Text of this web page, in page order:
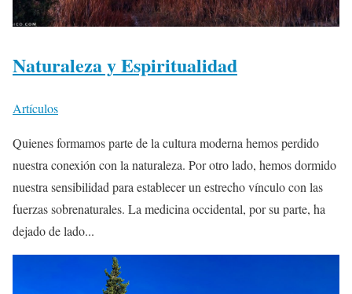
Naturaleza y Espiritualidad
Artículos
Quienes formamos parte de la cultura moderna hemos perdido
nuestra conexión con la naturaleza. Por otro lado, hemos dormido
nuestra sensibilidad para establecer un estrecho vínculo con las
fuerzas sobrenaturales. La medicina occidental, por su parte, ha
dejado de lado...